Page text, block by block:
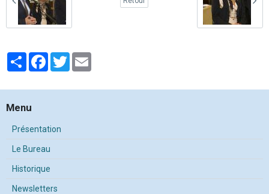
PartagerFacebook
Twitter
Menu
Présentation
Le Bureau
Historique
Newsletters